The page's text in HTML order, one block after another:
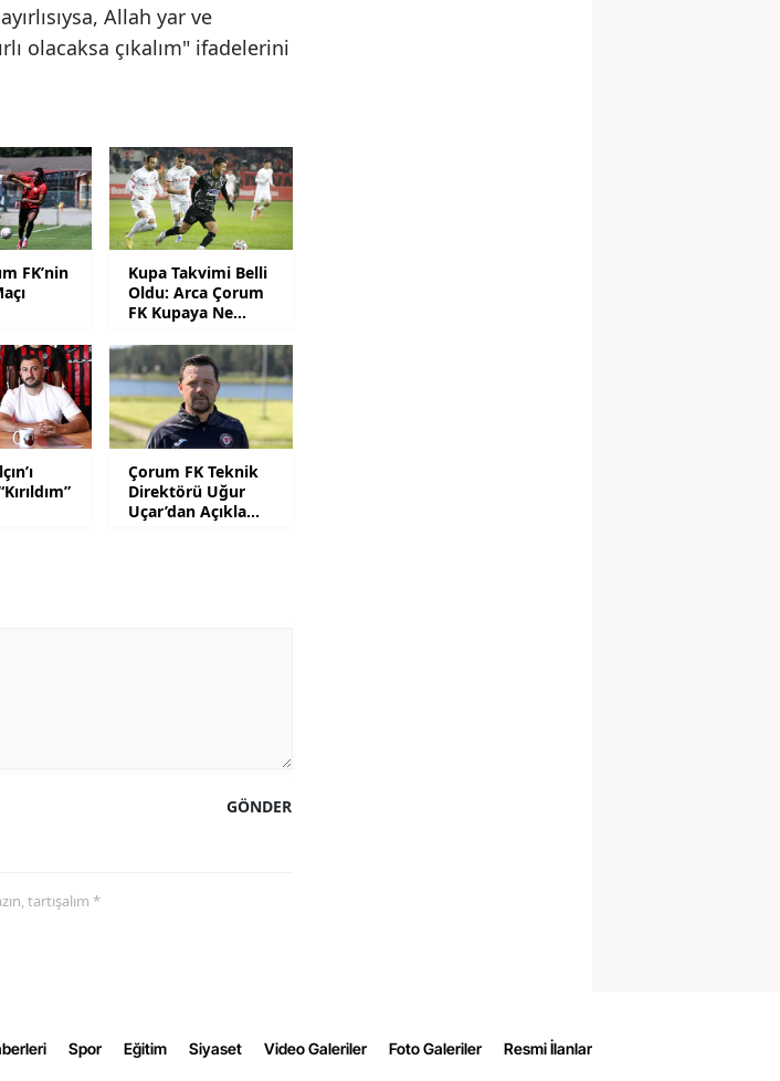
Konya
Manisa
Kahramanmaraş
Muğla
Muş
Nevşehir
Niğde
Ordu
Allah yar ve
olacaksa çıkalım" ifadelerini
FK’nin
Kupa Takvimi Belli
Oldu: Arca Çorum
FK Kupaya Ne
Olacak?
Çorum FK Teknik
Direktörü Uğur
Uçar’dan Açıklama
GÖNDER
tartışalım *
Spor Eğitim Siyaset Video Galeriler Foto Galeriler Resmi İlanlar